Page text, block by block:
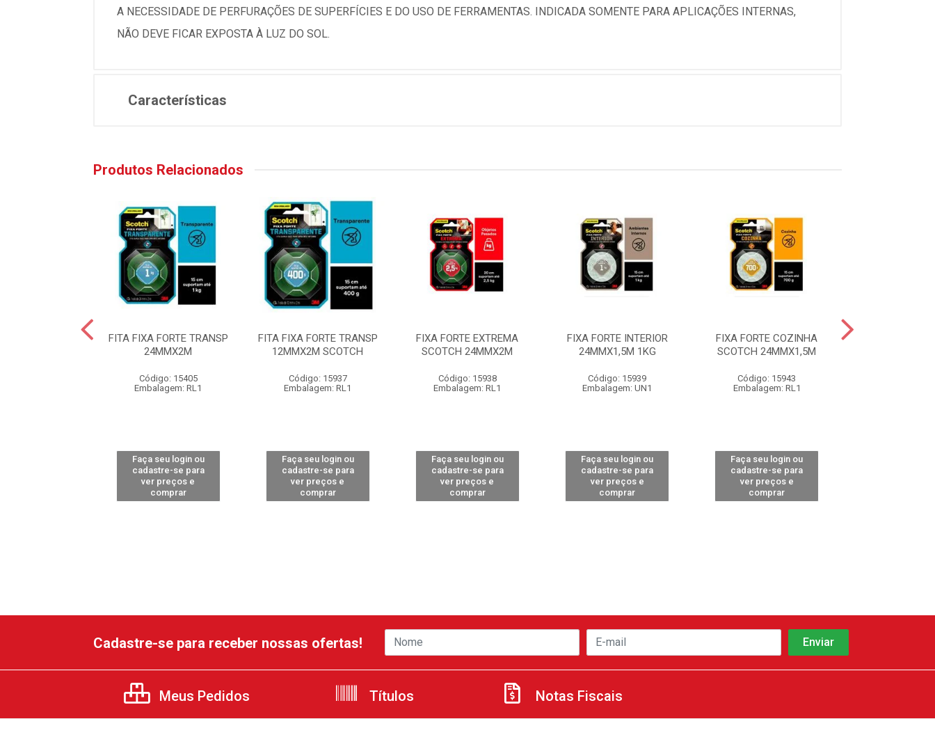
A NECESSIDADE DE PERFURAÇÕES DE SUPERFÍCIES E DO USO DE FERRAMENTAS. INDICADA SOMENTE PARA APLICAÇÕES INTERNAS,
NÃO DEVE FICAR EXPOSTA À LUZ DO SOL.
Características
Produtos Relacionados
FITA FIXA FORTE TRANSP
24MMX2M
Código: 15405
Embalagem: RL1
Faça seu login ou
cadastre-se para
ver preços e
comprar
FITA FIXA FORTE TRANSP
12MMX2M SCOTCH
Código: 15937
Embalagem: RL1
Faça seu login ou
cadastre-se para
ver preços e
comprar
FIXA FORTE EXTREMA
SCOTCH 24MMX2M
Código: 15938
Embalagem: RL1
Faça seu login ou
cadastre-se para
ver preços e
comprar
FIXA FORTE INTERIOR
24MMX1,5M 1KG
Código: 15939
Embalagem: UN1
Faça seu login ou
cadastre-se para
ver preços e
comprar
FIXA FORTE COZINHA
SCOTCH 24MMX1,5M
Código: 15943
Embalagem: RL1
Faça seu login ou
cadastre-se para
ver preços e
comprar
Cadastre-se para receber nossas ofertas!
Meus Pedidos Títulos Notas Fiscais